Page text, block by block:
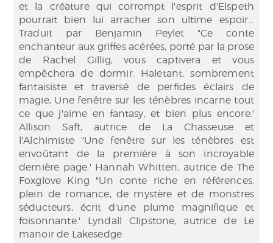
et la créature qui corrompt l'esprit d'Elspeth
pourrait bien lui arracher son ultime espoir...
Traduit par Benjamin Peylet "Ce conte
enchanteur aux griffes acérées, porté par la prose
de Rachel Gillig, vous captivera et vous
empêchera de dormir. Haletant, sombrement
fantaisiste et traversé de perfides éclairs de
magie, Une fenêtre sur les ténèbres incarne tout
ce que j'aime en fantasy, et bien plus encore.'
Allison Saft, autrice de La Chasseuse et
l'Alchimiste "Une fenêtre sur les ténèbres est
envoûtant de la première à son incroyable
dernière page.' Hannah Whitten, autrice de The
Foxglove King "Un conte riche en références,
plein de romance, de mystère et de monstres
séducteurs, écrit d'une plume magnifique et
foisonnante.' Lyndall Clipstone, autrice de Le
manoir de Lakesedge